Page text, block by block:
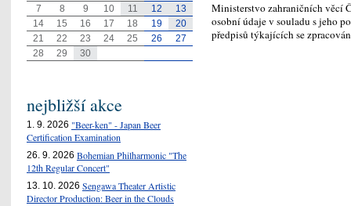
Ministerstvo zahraničních věcí
osobní údaje v souladu s jeho
předpisů týkajících se
7
8 9 10 11 12
13
14
15 16 17 18 19
20
21
22 23 24 25 26
27
28
29 30
nejbližší akce
1. 9. 2026 "Beer-ken" - Japan Beer
Certification Examination
26. 9. 2026 Bohemian Philharmonic "The
12th Regular Concert"
13. 10. 2026 Sengawa Theater Artistic
Director Production: Beer in the Clouds